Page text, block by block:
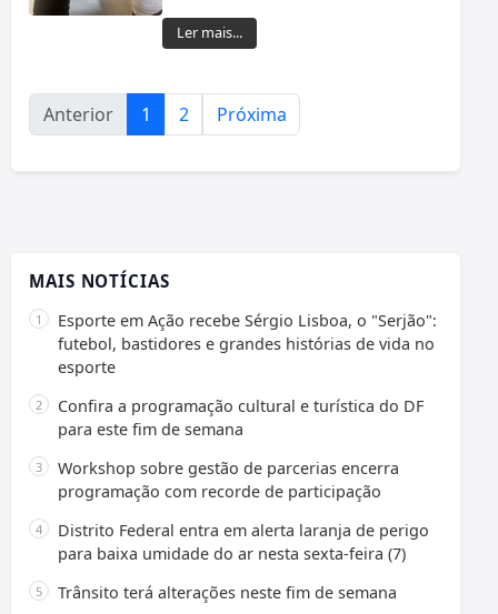
Ler mais...
Anterior 1 2 Próxima
MAIS NOTÍCIAS
Esporte em Ação recebe Sérgio Lisboa, o "Serjão":
futebol, bastidores e grandes histórias de vida no
esporte
Confira a programação cultural e turística do DF
para este fim de semana
Workshop sobre gestão de parcerias encerra
programação com recorde de participação
Distrito Federal entra em alerta laranja de perigo
para baixa umidade do ar nesta sexta-feira (7)
Trânsito terá alterações neste fim de semana